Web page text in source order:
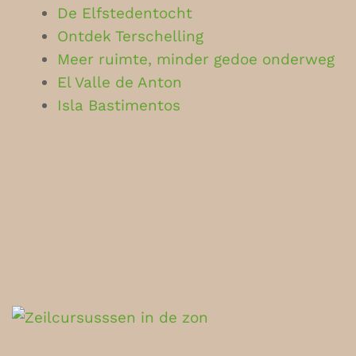
De Elfstedentocht
Ontdek Terschelling
Meer ruimte, minder gedoe onderweg
El Valle de Anton
Isla Bastimentos